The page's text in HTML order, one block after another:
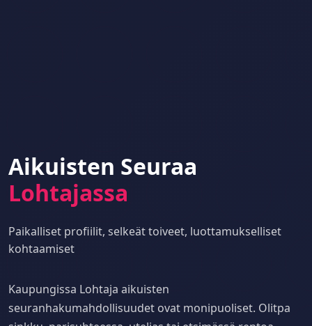
Aikuisten Seuraa
Lohtajassa
Paikalliset profiilit, selkeät toiveet, luottamukselliset
kohtaamiset
Kaupungissa Lohtaja aikuisten
seuranhakumahdollisuudet ovat monipuoliset. Olitpa